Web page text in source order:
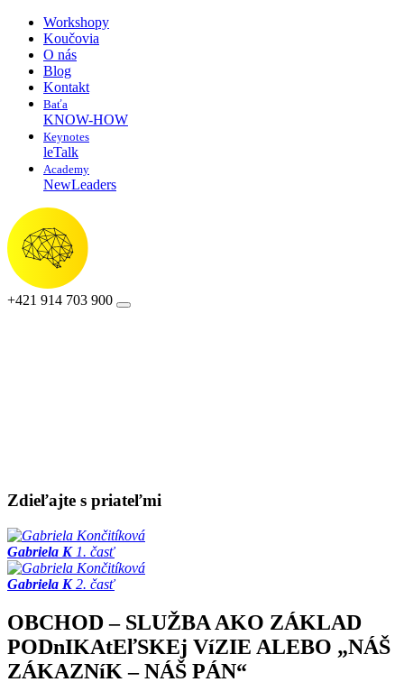
Workshopy
Koučovia
O nás
Blog
Kontakt
Baťa
KNOW-HOW
Keynotes
leTalk
Academy
NewLeaders
+421 914 703 900
Zdieľajte s priateľmi
Gabriela K1. časť
Gabriela K2. časť
OBCHOD – SLUŽBA AKO ZÁKLAD
PODnIKAtEľSKEj VíZIE ALEBO „NÁŠ
ZÁKAZNíK – NÁŠ PÁN“